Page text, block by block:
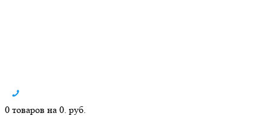
0 товаров на 0. руб.